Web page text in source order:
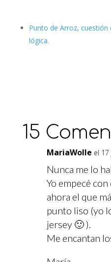
Punto de Arroz, cuestión
lógica.
15
MariaWolle el
Nunca me lo
Yo empecé
ahora el que
punto liso (yo
jersey 🙂 ).
Me encantan